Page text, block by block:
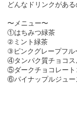
どんなドリンクがあ
〜メニュー〜
①はちみつ緑茶
②ミント緑茶
③ピンクグレープフル
④タンパク質チョコス
⑤ダークチョコレート
⑥パイナップルジュー